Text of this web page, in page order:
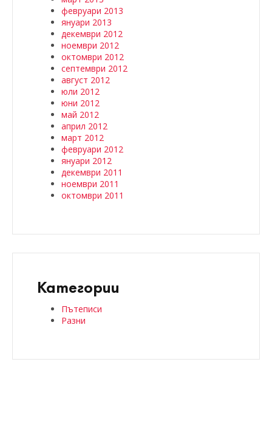
февруари 2013
януари 2013
декември 2012
ноември 2012
октомври 2012
септември 2012
август 2012
юли 2012
юни 2012
май 2012
април 2012
март 2012
февруари 2012
януари 2012
декември 2011
ноември 2011
октомври 2011
Категории
Пътеписи
Разни